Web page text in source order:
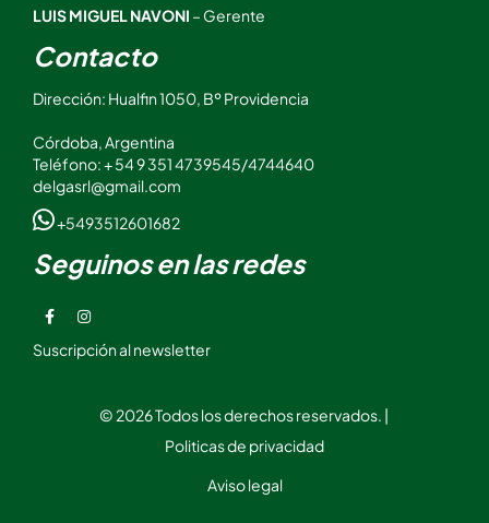
LUIS MIGUEL NAVONI – Gerente
Contacto
Dirección: Hualfin 1050, Bº Providencia
Córdoba, Argentina
Teléfono: + 54 9 351 4739545/4744640
delgasrl@gmail.com
+5493512601682
Seguinos en las redes
Suscripción al newsletter
© 2026 Todos los derechos reservados. |
Politicas de privacidad
Aviso legal